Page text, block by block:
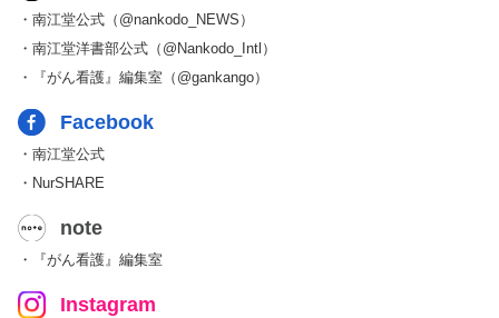
・南江堂公式（@nankodo_NEWS）
・南江堂洋書部公式（@Nankodo_Intl）
・『がん看護』編集室（@gankango）
Facebook
・南江堂公式
・NurSHARE
note
・『がん看護』編集室
Instagram